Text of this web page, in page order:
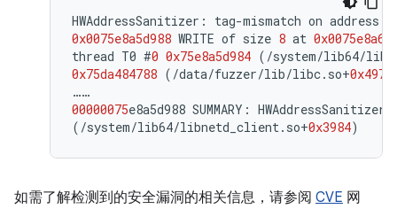
HWAddressSanitizer : tag-mismatch on address
0x0075e8a5d988 WRITE of size 8 at
thread T0 #0 0x75e8a5d984 ( /system/lib64/
0x75da484788 ( /data/fuzzer/lib/libc. so+
……
00000075e8a5d988 SUMMARY : HWAddressSanitizer
( /system/lib64/libnetd_client. so+0x3984)
如需了解检测到的安全漏洞的相关信息，请参阅 CVE 网